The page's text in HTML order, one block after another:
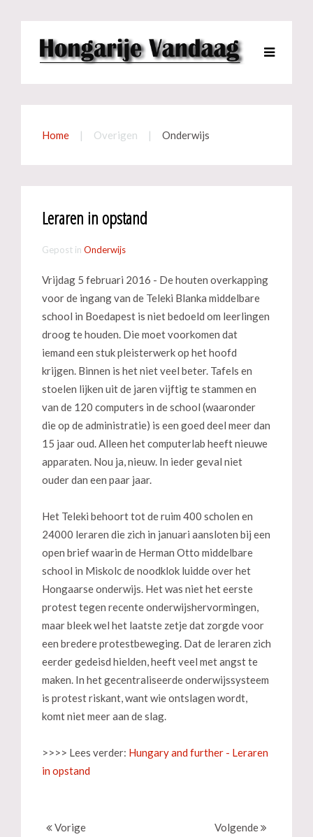
Home Overigen Onderwijs
Leraren in opstand
Gepost in Onderwijs
Vrijdag 5 februari 2016 - De houten overkapping
voor de ingang van de Teleki Blanka middelbare
school in Boedapest is niet bedoeld om leerlingen
droog te houden. Die moet voorkomen dat
iemand een stuk pleisterwerk op het hoofd
krijgen. Binnen is het niet veel beter. Tafels en
stoelen lijken uit de jaren vijftig te stammen en
van de 120 computers in de school (waaronder
die op de administratie) is een goed deel meer dan
15 jaar oud. Alleen het computerlab heeft nieuwe
apparaten. Nou ja, nieuw. In ieder geval niet
ouder dan een paar jaar.
Het Teleki behoort tot de ruim 400 scholen en
24000 leraren die zich in januari aansloten bij een
open brief waarin de Herman Otto middelbare
school in Miskolc de noodklok luidde over het
Hongaarse onderwijs. Het was niet het eerste
protest tegen recente onderwijshervormingen,
maar bleek wel het laatste zetje dat zorgde voor
een bredere protestbeweging. Dat de leraren zich
eerder gedeisd hielden, heeft veel met angst te
maken. In het gecentraliseerde onderwijssysteem
is protest riskant, want wie ontslagen wordt,
komt niet meer aan de slag.
>>>> Lees verder: Hungary and further - Leraren
in opstand
Vorige Volgende